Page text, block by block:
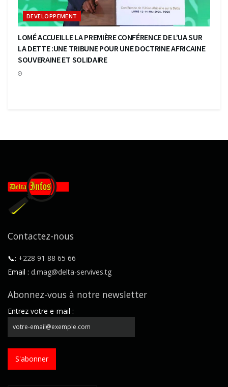
DEVELOPPEMENT
LOMÉ ACCUEILLE LA PREMIÈRE CONFÉRENCE DE L’UA SUR
LA DETTE :UNE TRIBUNE POUR UNE DOCTRINE AFRICAINE
SOUVERAINE ET SOLIDAIRE
Contactez-nous
📞: +228 91 88 65 66
Email : d.mag@delta-servives.tg
Abonnez-vous à notre newsletter
Entrez votre e-mail :
S'abonner